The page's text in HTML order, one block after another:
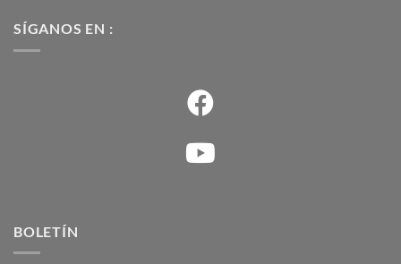
SÍGANOS EN :
BOLETÍN